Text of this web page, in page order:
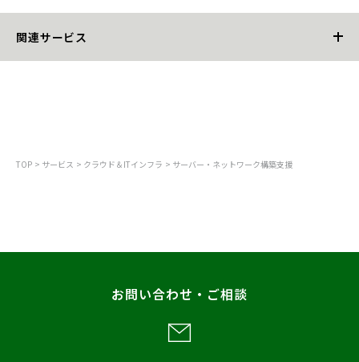
関連サービス
TOP サービス クラウド＆ITインフラ サーバー・ネットワーク構築支援
お問い合わせ・ご相談